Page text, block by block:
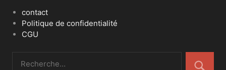
contact
Politique de confidentialité
CGU